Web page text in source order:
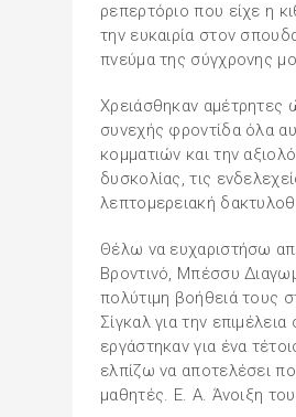
ρεπερτόριο που είχε η
την ευκαιρία στον
πνεύμα της σύγχρονης
Χρειάσθηκαν αμέτρητες
συνεχής φροντίδα όλα
κομματιών και την
δυσκολίας, τις
λεπτομερειακή
Θέλω να ευχαριστήσω
Βροντινό, Μπέσσυ
πολύτιμη βοήθειά τους
Σίγκαλ για την
εργάστηκαν για ένα
ελπίζω να αποτελέσει
μαθητές. Ε. Α. Άνοιξη